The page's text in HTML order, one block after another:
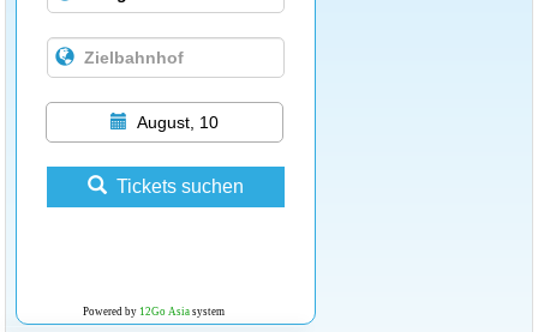
August, 10
Tickets suchen
Powered by 12Go Asiasystem